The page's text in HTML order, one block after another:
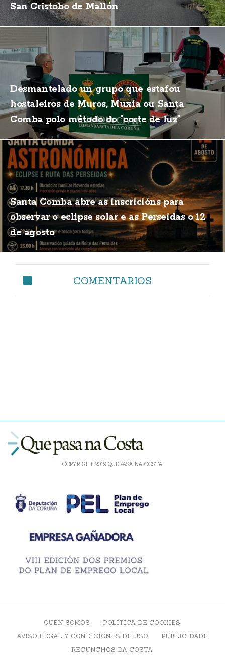
San Cristobo de Mallón
Desmantelado un grupo que estafou
hostaleiros de Muros, Muxía ou Santa
Comba polo método do "corte de luz"
Santa Comba abre as inscricións para
observar o eclipse solar e as Perseidas o 12
de agosto
COMENTARIOS
COPYRIGHT 2019 QUE PASA NA COSTA
QUEN SOMOS
POLÍTICA DE COOKIES
AVISO LEGAL Y CONDICIONES DE USO
PUBLICIDADE
RECUNCHOS DA COSTA